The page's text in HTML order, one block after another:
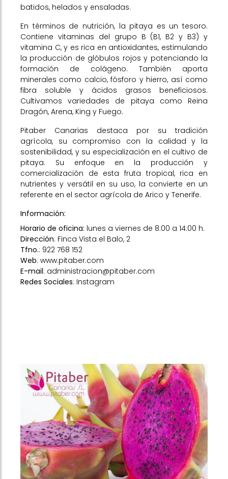
batidos, helados y ensaladas.
En términos de nutrición, la pitaya es un tesoro.
Contiene vitaminas del grupo B (B1, B2 y B3) y
vitamina C, y es rica en antioxidantes, estimulando
la producción de glóbulos rojos y potenciando la
formación de colágeno. También aporta
minerales como calcio, fósforo y hierro, así como
fibra soluble y ácidos grasos beneficiosos.
Cultivamos variedades de pitaya como Reina
Dragón, Arena, King y Fuego.
Pitaber Canarias destaca por su tradición
agrícola, su compromiso con la calidad y la
sostenibilidad, y su especialización en el cultivo de
pitaya. Su enfoque en la producción y
comercialización de esta fruta tropical, rica en
nutrientes y versátil en su uso, la convierte en un
referente en el sector agrícola de Arico y Tenerife.
Información:
Horario de oficina: lunes a viernes de 8:00 a 14:00 h.
Dirección: Finca Vista el Balo, 2
Tfno.: 922 768 152
Web: www.pitaber.com
E-mail: administracion@pitaber.com
Redes Sociales: Instagram